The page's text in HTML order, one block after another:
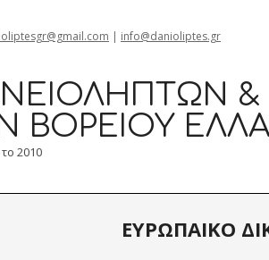
| info@danioliptes.gr
&
ΒΟΡΕΊΟΥ
2010
ΕΥΡΩΠΑΙΚΟ